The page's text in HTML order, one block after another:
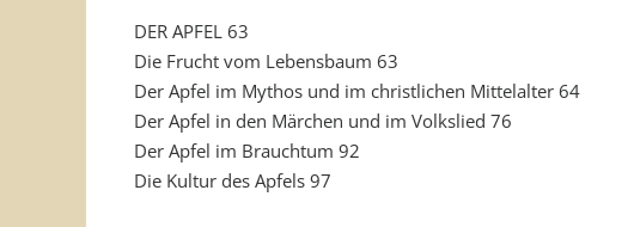
DER APFEL 63
Die Frucht vom Lebensbaum 63
Der Apfel im Mythos und im christlichen Mittelalter 64
Der Apfel in den Märchen und im Volkslied 76
Der Apfel im Brauchtum 92
Die Kultur des Apfels 97